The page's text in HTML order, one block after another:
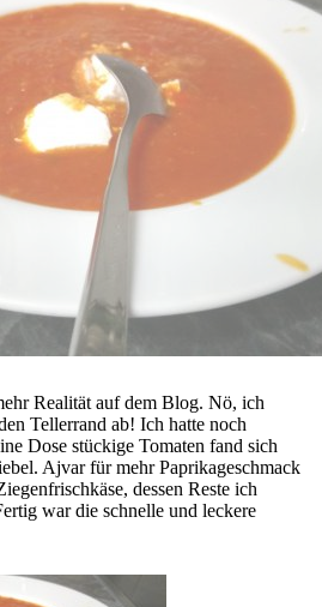
Realität auf dem Blog. Nö, ich
Tellerrand ab! Ich hatte noch
Dose stückige Tomaten fand sich
Ajvar für mehr Paprikageschmack
dessen Reste ich
war die schnelle und leckere